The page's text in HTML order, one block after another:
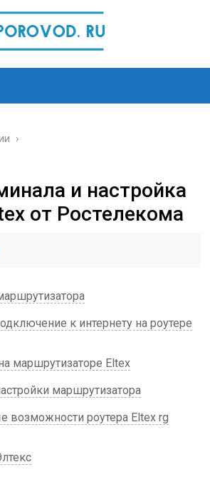
›
и настройка
от Ростелекома
к интернету на роутере
маршрутизаторе Eltex
маршрутизатора
возможности роутера Eltex rg